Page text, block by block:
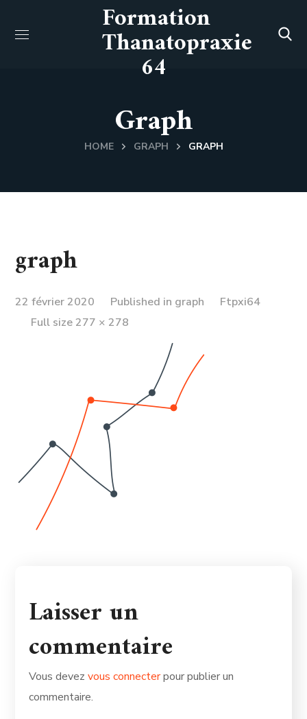
Formation
Thanatopraxie
64
Graph
HOME GRAPH GRAPH
graph
22 février 2020 Published in graph
Ftpxi64
Full
Full size 277 × 278
Laisser un
commentaire
Vous devezvous connecterpour publier un
commentaire.